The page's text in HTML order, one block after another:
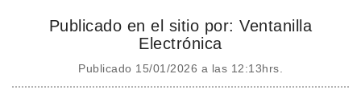
Publicado en el sitio por: Ventanilla
Electrónica
Publicado 15/01/2026 a las 12:13hrs.